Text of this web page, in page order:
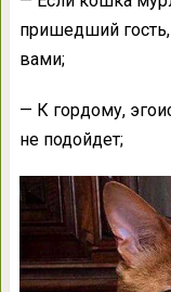
пришедший гость,
вами;
— К гордому,
не подойдет;